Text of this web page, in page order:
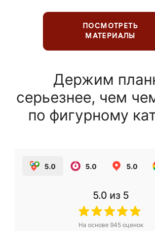
ПОСМОТРЕТЬ
МАТЕРИАЛЫ
Держим
серьезнее, чем
по фигурному
5.0 5.0 5.0
5.0 из 5
На основе 945оценок